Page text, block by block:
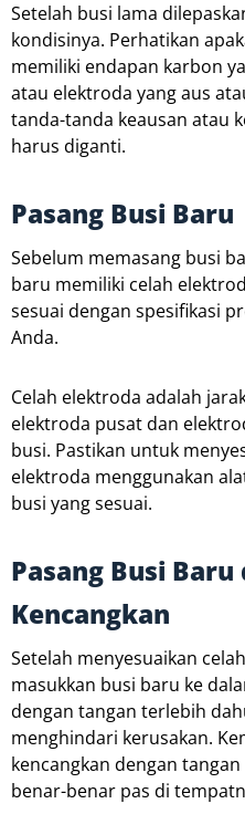
Setelah busi lama
kondisinya. Perhatikan
memiliki endapan karbon
atau elektroda yang aus
tanda-tanda keausan atau
harus diganti.
Pasang Busi Baru
Sebelum memasang busi
baru memiliki celah
sesuai dengan spesifikasi
Anda.
Celah elektroda adalah
elektroda pusat dan
busi. Pastikan untuk
elektroda menggunakan
busi yang sesuai.
Pasang Busi Baru
Kencangkan
Setelah menyesuaikan
masukkan busi baru ke
dengan tangan terlebih
menghindari kerusakan.
kencangkan dengan
benar-benar pas di